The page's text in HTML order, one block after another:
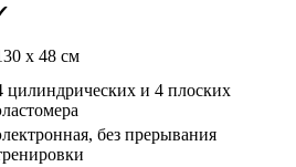
х 48 см
цилиндрических и 4 плоских
без прерывания